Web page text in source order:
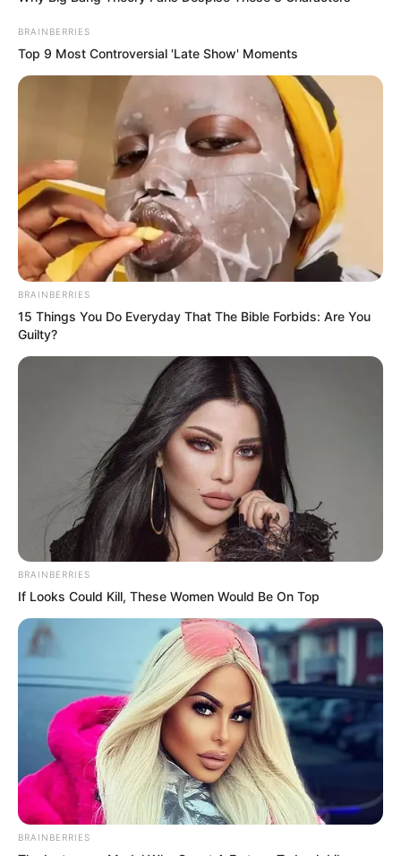
Redacción
HOY EN TVYN
Germán Ortega TERMINA ESTAFADO
al comprar una cocina, perdió más
de 200 mil pesos y revela modus
operandi
El hijo de Yahir exhibe que mujer LO
GRABÓ a escondidas y se dice
cansado del acoso
Gloria Trevi gana batalla a gigante
editorial
Marichelo habla por primera vez
sobre su divorcio: “lo más duro fue
LA TRAICIÓN Y LA MENTIRA”
Laura Zapata tiene BLOQUEADA a
Thalía y se burla de Yolanda
Andrade: “se está quedando sin ojo”